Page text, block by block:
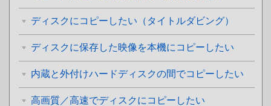
ディスクにコピーしたい（タイトルダビング）
ディスクに保存した映像を本機にコピーしたい
内蔵と外付けハードディスクの間でコピーしたい
高画質／高速でディスクにコピーしたい